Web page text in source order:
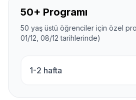
50+ Programı
50 yaş üstü öğrenciler için özel
01/12, 08/12 tarihlerinde)
1-2 hafta